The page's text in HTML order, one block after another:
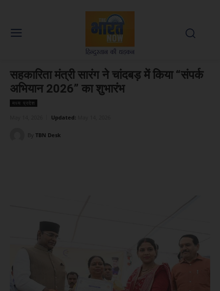
सहकारिता मंत्री सारंग ने चांदबड़ में किया “संपर्क
अभियान 2026” का शुभारंभ
मध्य प्रदेश
Updated:
By TBN Desk